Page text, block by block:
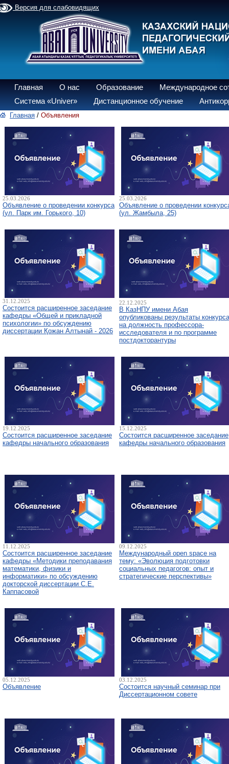
Версия для слабовидящих
Главная О нас Образование
Международное
Система «Univer»
Дистанционное обучение
Главная / Объявления
25.03.2026
Объявление о проведении конкурса
(ул. Парк им. Горького, 10)
25.03.2026
Объявление о проведении
(ул. Жамбыла, 25)
31.12.2025
Состоится расширенное заседание
кафедры «Общей и прикладной
психологии» по обсуждению
диссертации Қожан Алтынай - 2026
22.12.2025
В КазНПУ имени Абая
опубликованы результаты конкурса
на должность профессора-
исследователя и по программе
постдокторантуры
19.12.2025
Состоится расширенное заседание
кафедры начального образования
15.12.2025
Состоится расширенное заседание
кафедры начального образования
11.12.2025
Состоится расширенное заседание
кафедры «Методики преподавания
математики, физики и
информатики» по обсуждению
докторской диссертации С.Е.
Каппасовой
09.12.2025
Международный open space на
тему: «Эволюция подготовки
социальных педагогов: опыт и
стратегические перспективы»
05.12.2025
Объявление
03.12.2025
Состоится научный семинар при
Диссертационном совете